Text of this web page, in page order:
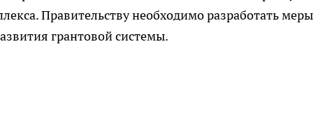
Правительству необходимо разработать меры
грантовой системы.